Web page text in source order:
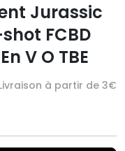
Jurassic
FCBD
V O TBE
à partir de 3€